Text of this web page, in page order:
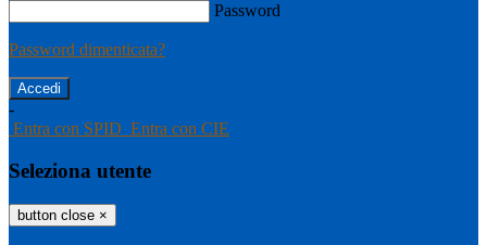
Password
Password dimenticata?
-
Entra con SPID Entra con CIE
Seleziona utente
button close ×